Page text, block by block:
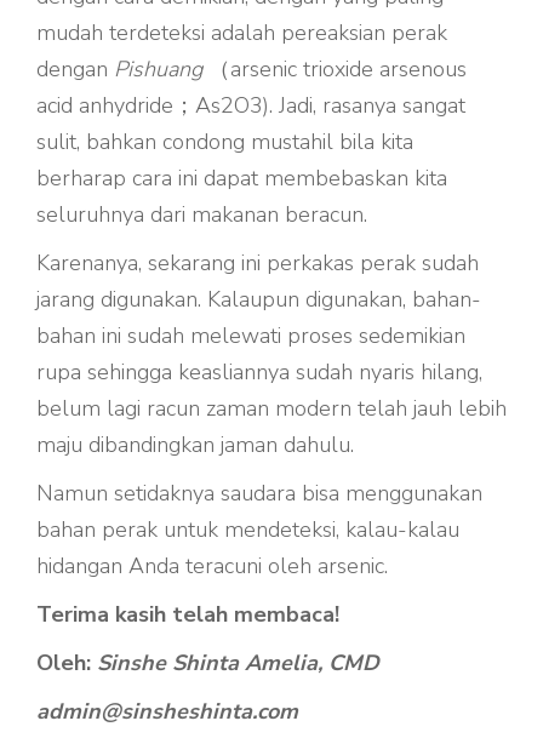
mudah terdeteksi adalah pereaksian perak
dengan Pishuang（arsenic trioxide arsenous
acid anhydride；As2O3). Jadi, rasanya sangat
sulit, bahkan condong mustahil bila kita
berharap cara ini dapat membebaskan kita
seluruhnya dari makanan beracun.
Karenanya, sekarang ini perkakas perak sudah
jarang digunakan. Kalaupun digunakan, bahan-
bahan ini sudah melewati proses sedemikian
rupa sehingga keasliannya sudah nyaris hilang,
belum lagi racun zaman modern telah jauh lebih
maju dibandingkan jaman dahulu.
Namun setidaknya saudara bisa menggunakan
bahan perak untuk mendeteksi, kalau-kalau
hidangan Anda teracuni oleh arsenic.
Terima kasih telah membaca!
Oleh: Sinshe Shinta Amelia, CMD
admin@sinsheshinta.com